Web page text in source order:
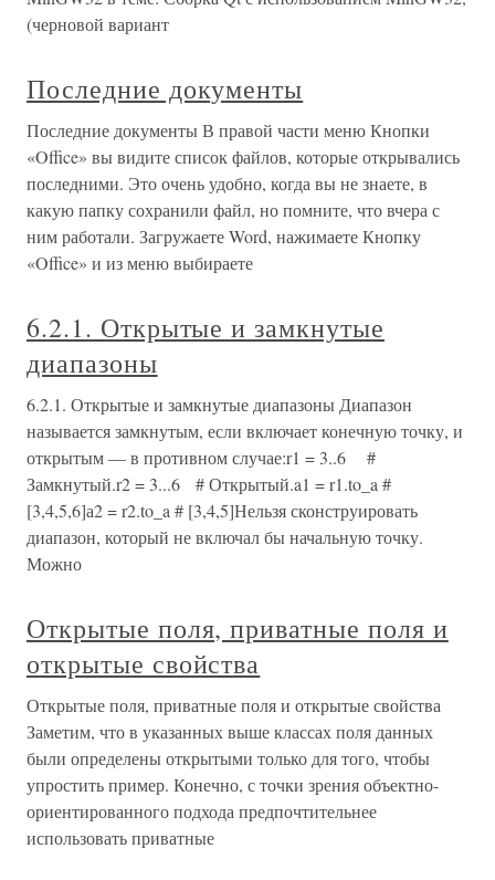
(черновой вариант
Последние документы
Последние документы В правой части меню Кнопки
«Office» вы видите список файлов, которые открывались
последними. Это очень удобно, когда вы не знаете, в
какую папку сохранили файл, но помните, что вчера с
ним работали. Загружаете Word, нажимаете Кнопку
«Office» и из меню выбираете
6.2.1. Открытые и замкнутые
диапазоны
6.2.1. Открытые и замкнутые диапазоны Диапазон
называется замкнутым, если включает конечную точку, и
открытым — в противном случае:r1 = 3..6 #
Замкнутый.r2 = 3...6 # Открытый.a1 = r1.to_a #
[3,4,5,6]а2 = r2.to_a # [3,4,5]Нельзя сконструировать
диапазон, который не включал бы начальную точку.
Можно
Открытые поля, приватные поля и
открытые свойства
Открытые поля, приватные поля и открытые свойства
Заметим, что в указанных выше классах поля данных
были определены открытыми только для того, чтобы
упростить пример. Конечно, с точки зрения объектно-
ориентированного подхода предпочтительнее
использовать приватные